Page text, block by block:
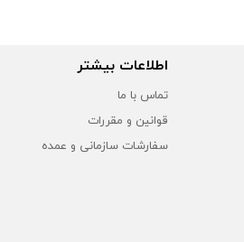
اطلاعات بیشتر
تماس با ما
قوانین و مقررات
سفارشات سازمانی و عمده